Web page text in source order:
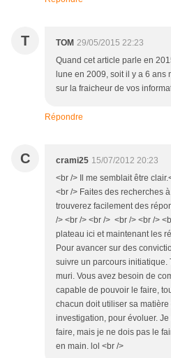
T TOM 29/05/2015 22:23
Quand cet article parle en
lune en 2009, soit il y a 6 ans
sur la fraicheur de vos
Répondre
C crami25 15/07/2012 20:23
<br /> Il me semblait être
<br /> Faites des recherches
trouverez facilement des
/> <br /> <br /> <br /> <br />
plateau ici et maintenant les
Pour avancer sur des
suivre un parcours initiatique.
muri. Vous avez besoin de
capable de pouvoir le faire,
chacun doit utiliser sa
investigation, pour évoluer.
faire, mais je ne dois pas le
en main. lol <br />